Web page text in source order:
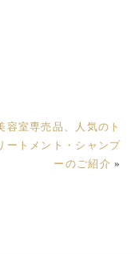
容室専売品、人気のト
ートメント・シャンプ
ーのご紹介 »